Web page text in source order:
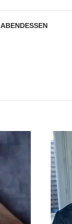
ABENDESSEN